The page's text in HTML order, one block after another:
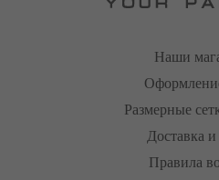
Наши
Размерные
Доставка и
Правила